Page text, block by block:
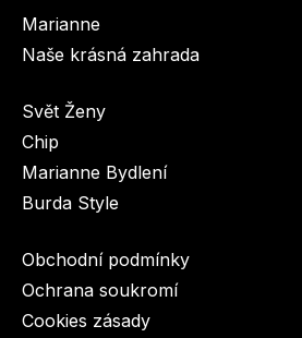
Marianne
Naše krásná zahrada
Svět Ženy
Chip
Marianne Bydlení
Burda Style
Obchodní podmínky
Ochrana soukromí
Cookies zásady